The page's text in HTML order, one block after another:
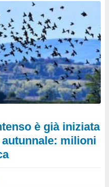
è già iniziata
milioni